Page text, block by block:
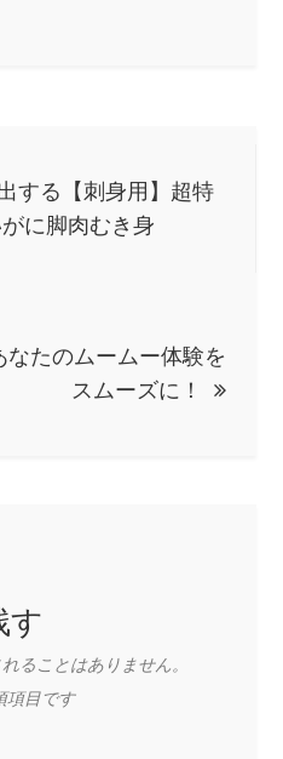
する【刺身用】超特
に脚肉むき身
たのムームー体験を
スムーズに！
す
ることはありません。
項目です